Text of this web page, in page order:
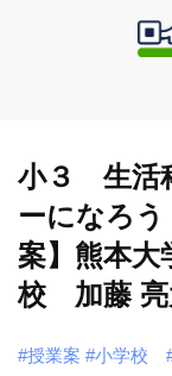
小３ 生活
ーになろ
案】熊本大
校 加藤 亮
#授業案 #小学校